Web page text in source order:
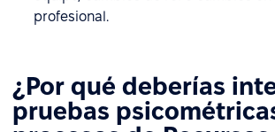
profesional.
¿Por qué deberías
pruebas